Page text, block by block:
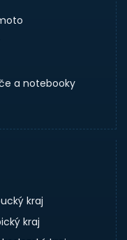
a notebooky
kraj
kraj